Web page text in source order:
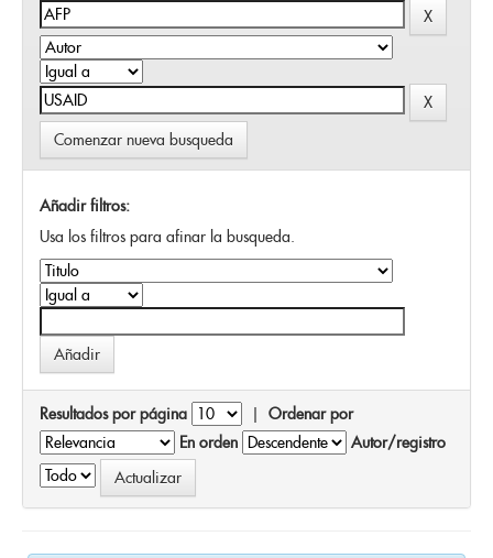
Comenzar nueva busqueda
Añadir filtros:
Usa los filtros para afinar la busqueda.
Resultados por página | Ordenar por
En orden
Autor/registro